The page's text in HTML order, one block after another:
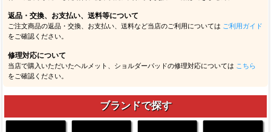
返品・交換、お支払い、送料等について
ご注文商品の返品・交換、お支払い、送料など当店のご利用については ご利用ガイド
をご確認ください。
修理対応について
当店で購入いただいたヘルメット、ショルダーパッドの修理対応については こちら
をご確認ください。
ブランドで探す